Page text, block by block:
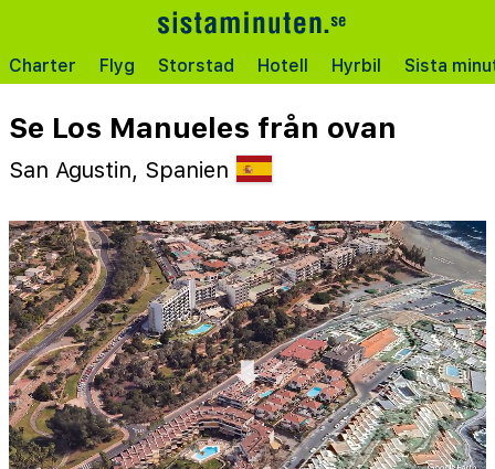
Charter Flyg Storstad Hotell Hyrbil Sista
Se Los Manueles från ovan
San Agustin, Spanien